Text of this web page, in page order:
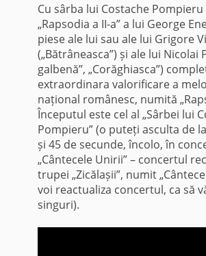
Cu sârba lui Costache
„Rapsodia a II-a” a lui George
piese ale lui sau ale lui Grigore
(„Bătrâneasca”) și ale lui Nicolai
galbenă”, „Corăghiasca”)
extraordinara valorificare a
național românesc, numită
Începutul este cel al „Sârbei lui
Pompieru” (o puteți asculta de
și 45 de secunde, încolo, în
„Cântecele Unirii” – concertul
trupei „Zicălașii”, numit
voi reactualiza concertul, ca să
singuri).